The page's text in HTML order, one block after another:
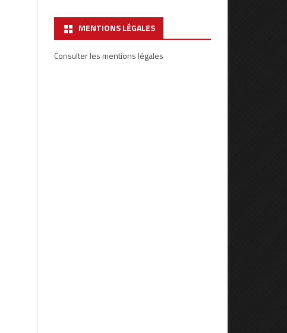
MENTIONS LÉGALES
Consulter les mentions légales